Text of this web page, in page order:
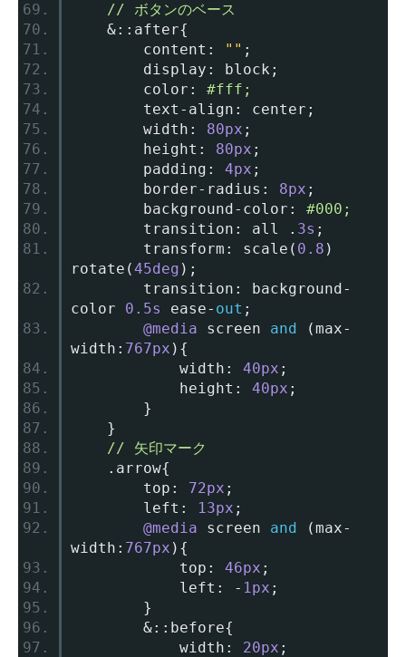
// ボタンのベース
&:: after{
		content
: "" ;
		display
: block ;
		color
:
#fff;
		text
- align : center ;
		width
: 80px ;
		height
: 80px ;
		padding
: 4px ;
		border
- radius : 8px ;
		background
- color :
#000;
		transition
: all . 3s ;
		transform
: scale ( 0.8 )
rotate (45deg );
		transition
: background-
color 0.5s ease- out ;
@media screen and (max-
width : 767px ){
			width
: 40px ;
			height
: 40px ;
}
}
// 矢印マーク
. arrow{
		top
: 72px ;
		left
: 13px ;
@media screen and (max-
width : 767px ){
			top
: 46px ;
			left
: - 1px ;
}
&:: before{
			width
: 20px ;